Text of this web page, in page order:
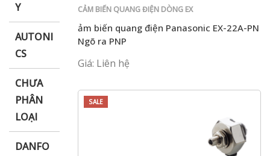
Y
AUTONI
CS
CHƯA
PHÂN
LOẠI
DANFO
CẢM BIẾN QUANG ĐIỆN DÒNG EX
ảm biến quang điện Panasonic EX-22A-PN
Ngõ ra PNP
Giá: Liên hệ
SALE